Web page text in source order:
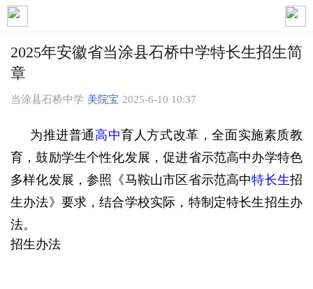
2025年安徽省当涂县石桥中学特长生招生简
章
当涂县石桥中学 美院宝 2025-6-10 10:37
为推进普通高中育人方式改革，全面实施素质教
育，鼓励学生个性化发展，促进省示范高中办学特色
多样化发展，参照《马鞍山市区省示范高中特长生招
生办法》要求，结合学校实际，特制定特长生招生办
法。
招生办法